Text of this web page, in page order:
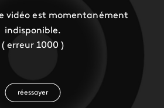
vidéo est momentanément
indisponible.
( erreur 1000 )
réessayer